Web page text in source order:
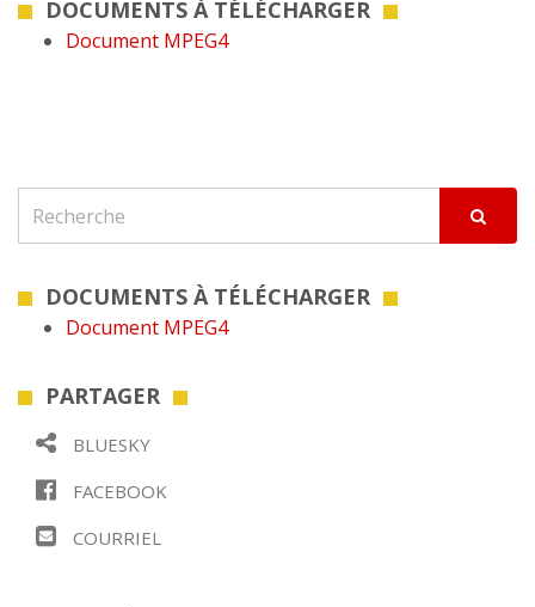
DOCUMENTS À TÉLÉCHARGER
Document MPEG4
DOCUMENTS À TÉLÉCHARGER
Document MPEG4
PARTAGER
BLUESKY
FACEBOOK
COURRIEL